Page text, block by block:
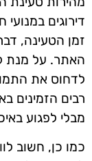
דירוגים
זמן הטעינה,
האתר. על מנת
לדחוס את
רבים הזמינים
מבלי לפגוע
כמו כן, חשוב